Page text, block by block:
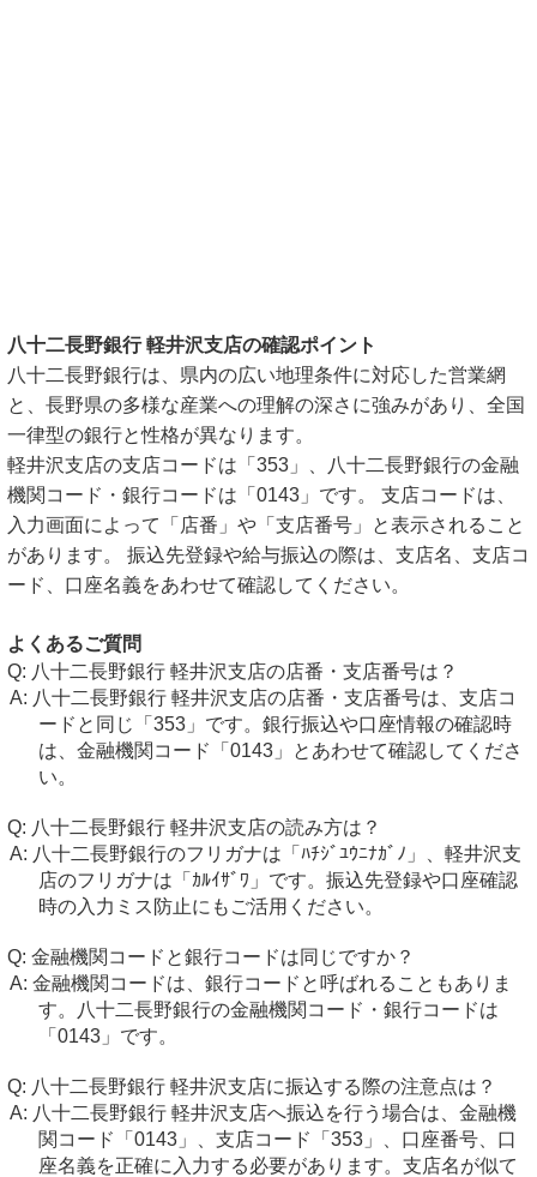
八十二長野銀行 軽井沢支店の確認ポイント
八十二長野銀行は、県内の広い地理条件に対応した営業網
と、長野県の多様な産業への理解の深さに強みがあり、全国
一律型の銀行と性格が異なります。
軽井沢支店の支店コードは「353」、八十二長野銀行の金融
機関コード・銀行コードは「0143」です。 支店コードは、
入力画面によって「店番」や「支店番号」と表示されること
があります。 振込先登録や給与振込の際は、支店名、支店コ
ード、口座名義をあわせて確認してください。
よくあるご質問
八十二長野銀行 軽井沢支店の店番・支店番号は？
八十二長野銀行 軽井沢支店の店番・支店番号は、支店コ
ードと同じ「353」です。銀行振込や口座情報の確認時
は、金融機関コード「0143」とあわせて確認してくださ
い。
八十二長野銀行 軽井沢支店の読み方は？
八十二長野銀行のフリガナは「ﾊﾁｼﾞﾕｳﾆﾅｶﾞﾉ」、軽井沢支
店のフリガナは「ｶﾙｲｻﾞﾜ」です。振込先登録や口座確認
時の入力ミス防止にもご活用ください。
金融機関コードと銀行コードは同じですか？
金融機関コードは、銀行コードと呼ばれることもありま
す。八十二長野銀行の金融機関コード・銀行コードは
「0143」です。
八十二長野銀行 軽井沢支店に振込する際の注意点は？
八十二長野銀行 軽井沢支店へ振込を行う場合は、金融機
関コード「0143」、支店コード「353」、口座番号、口
座名義を正確に入力する必要があります。支店名が似て